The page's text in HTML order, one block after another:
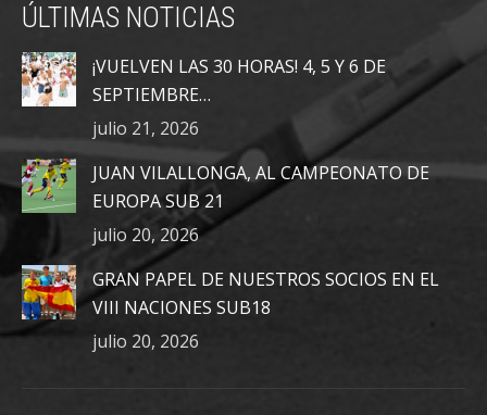
opens
in
new
window
opens
in
new
window
opens
new
window
ÚLTIMAS NOTICIAS
¡VUELVEN LAS 30 HORAS! 4, 5 Y 6 DE
SEPTIEMBRE…
julio 21, 2026
JUAN VILALLONGA, AL CAMPEONATO DE
EUROPA SUB 21
julio 20, 2026
GRAN PAPEL DE NUESTROS SOCIOS EN EL
VIII NACIONES SUB18
julio 20, 2026